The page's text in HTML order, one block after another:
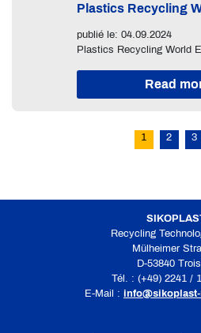
Plastics Recycling
publié le: 04.09.2024
Plastics Recycling World
Read
1 2 3
Recycling
Mülheimer
D-53840
Tél. : (+49) 2241 /
E-Mail :